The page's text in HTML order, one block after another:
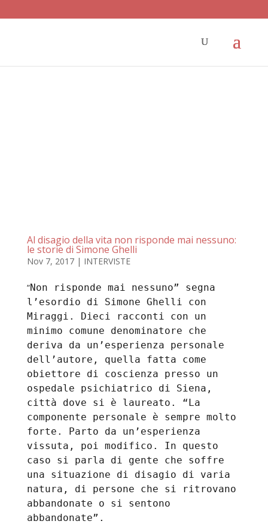
Al disagio della vita non risponde mai nessuno:
le storie di Simone Ghelli
Nov 7, 2017| INTERVISTE
“Non risponde mai nessuno” segna
l’esordio di Simone Ghelli con
Miraggi. Dieci racconti con un
minimo comune denominatore che
deriva da un’esperienza personale
dell’autore, quella fatta come
obiettore di coscienza presso un
ospedale psichiatrico di Siena,
città dove si è laureato. “La
componente personale è sempre molto
forte. Parto da un’esperienza
vissuta, poi modifico. In questo
caso si parla di gente che soffre
una situazione di disagio di varia
natura, di persone che si ritrovano
abbandonate o si sentono
abbandonate”.